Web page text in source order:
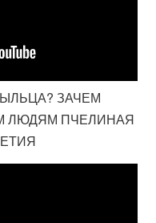
ЗАЧЕМ
ЛЮДЯМ ПЧЕЛИНАЯ